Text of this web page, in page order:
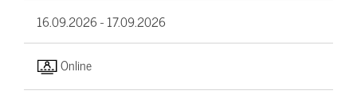
16.09.2026 -17.09.2026
Online